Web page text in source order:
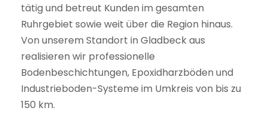
tätig und betreut Kunden im gesamten
Ruhrgebiet sowie weit über die Region hinaus.
Von unserem Standort in Gladbeck aus
realisieren wir professionelle
Bodenbeschichtungen, Epoxidharzböden und
Industrieboden-Systeme im Umkreis von bis zu
150 km.